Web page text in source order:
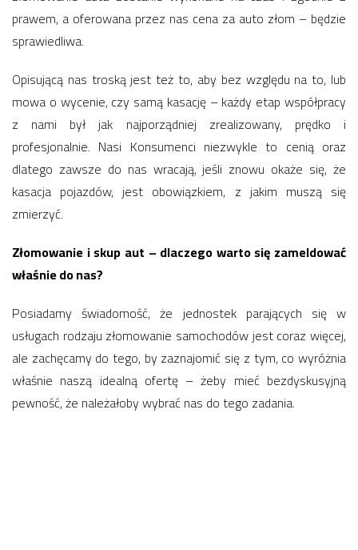
prawem, a oferowana przez nas cena za auto złom – będzie
sprawiedliwa.
Opisującą nas troską jest też to, aby bez względu na to, lub
mowa o wycenie, czy samą kasację – każdy etap współpracy
z nami był jak najporządniej zrealizowany, prędko i
profesjonalnie. Nasi Konsumenci niezwykle to cenią oraz
dlatego zawsze do nas wracają, jeśli znowu okaże się, że
kasacja pojazdów, jest obowiązkiem, z jakim muszą się
zmierzyć.
Złomowanie i skup aut – dlaczego warto się zameldować
właśnie do nas?
Posiadamy świadomość, że jednostek parających się w
usługach rodzaju złomowanie samochodów jest coraz więcej,
ale zachęcamy do tego, by zaznajomić się z tym, co wyróżnia
właśnie naszą idealną ofertę – żeby mieć bezdyskusyjną
pewność, że należałoby wybrać nas do tego zadania.